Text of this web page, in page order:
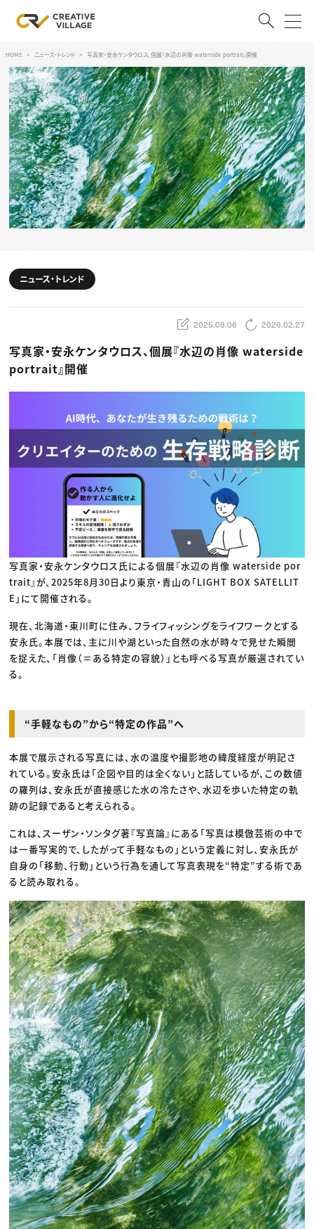
ログイン 会員登録
RECRUIT
クリエイター求人を探す
CREATIVE JOB求人検索
特集求人
採用説明会
転職支援サービス
CONTENTS
スキルアップしたい！ トップ
デザイン
プログラミング
ディレクション
業界解説・キャリア事情
お役立ち基礎知識
アプリクリエイター
ゲームクリエイター
映像クリエイター
マーケッター
クリエイターインタビュー
ニュース・トレンド
ニュース・トレンド トップ
ゲーム・エンタメ
出版
CREATIVE VILLAGEからのお知らせ
プロフェッショナル×つながる×メディア
HOME ニュース・トレンド 写真家・安永ケンタウロス、個展『水辺の肖像 waterside portrait』開催
ニュース・トレンド
2025.08.06 2026.02.27
写真家・安永ケンタウロス、個展『水辺の肖像 waterside
portrait』開催
写真家・安永ケンタウロス氏による個展『水辺の肖像 waterside por
trait』が、2025年8月30日より東京・青山の「LIGHT BOX SATELLIT
E」にて開催される。
現在、北海道・東川町に住み、フライフィッシングをライフワークとする
安永氏。本展では、主に川や湖といった自然の水が時々で見せた瞬間
を捉えた、「肖像（＝ある特定の容貌）」とも呼べる写真が厳選されてい
る。
“手軽なもの”から“特定の作品”へ
本展で展示される写真には、水の温度や撮影地の緯度経度が明記さ
れている。安永氏は「企図や目的は全くない」と話しているが、この数値
の羅列は、安永氏が直接感じた水の冷たさや、水辺を歩いた特定の軌
跡の記録であると考えられる。
これは、スーザン・ソンタグ著『写真論』にある「写真は模倣芸術の中で
は一番写実的で、したがって手軽なもの」という定義に対し、安永氏が
自身の「移動、行動」という行為を通して写真表現を“特定”する術であ
ると読み取れる。